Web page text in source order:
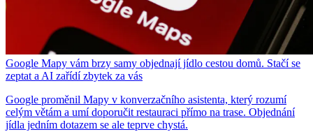
Google Mapy vám brzy samy objednají jídlo cestou domů. Stačí se
zeptat a AI zařídí zbytek za vás
Google proměnil Mapy v konverzačního asistenta, který rozumí
celým větám a umí doporučit restauraci přímo na trase. Objednání
jídla jedním dotazem se ale teprve chystá.